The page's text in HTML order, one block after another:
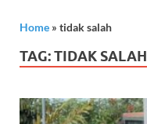
Home » tidak salah
TAG:TIDAK SALAH